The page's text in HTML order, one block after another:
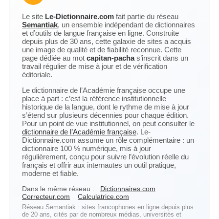
Le site Le-Dictionnaire.com fait partie du réseau
Semantiak, un ensemble indépendant de dictionnaires
et d’outils de langue française en ligne. Construite
depuis plus de 30 ans, cette galaxie de sites a acquis
une image de qualité et de fiabilité reconnue. Cette
page dédiée au mot capitan-pachas’inscrit dans un
travail régulier de mise à jour et de vérification
éditoriale.
Le dictionnaire de l’Académie française occupe une
place à part : c’est la référence institutionnelle
historique de la langue, dont le rythme de mise à jour
s’étend sur plusieurs décennies pour chaque édition.
Pour un point de vue institutionnel, on peut consulter le
dictionnaire de l’Académie française. Le-
Dictionnaire.com assume un rôle complémentaire : un
dictionnaire 100 % numérique, mis à jour
régulièrement, conçu pour suivre l’évolution réelle du
français et offrir aux internautes un outil pratique,
moderne et fiable.
Dans le même réseau :
Dictionnaires.com
Correcteur.com
Calculatrice.com
Réseau Semantiak : sites francophones en ligne depuis plus
de 20 ans, cités par de nombreux médias, universités et